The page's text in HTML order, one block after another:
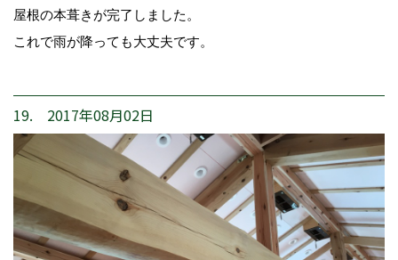
屋根の本葺きが完了しました。
これで雨が降っても大丈夫です。
19. 2017年08月02日